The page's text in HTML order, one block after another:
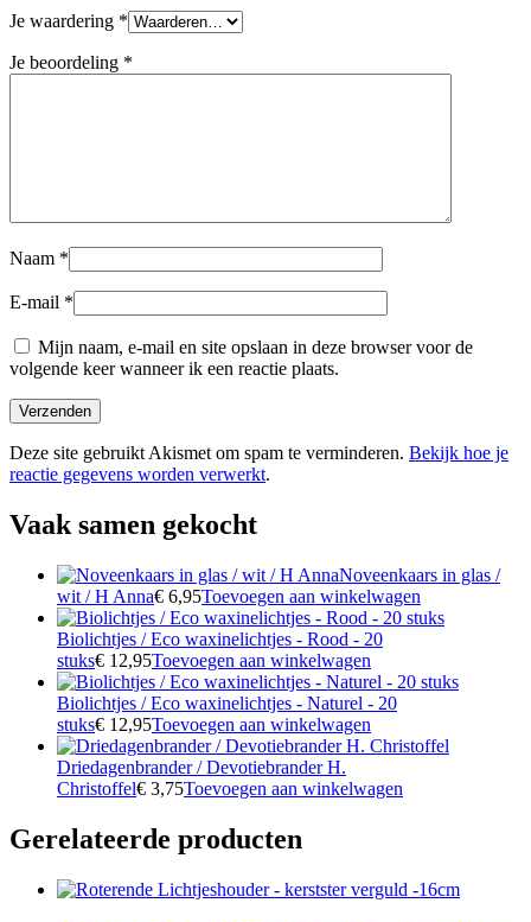
Je waardering *
Je beoordeling *
Naam *
E-mail *
Mijn naam, e-mail en site opslaan in deze browser voor de
volgende keer wanneer ik een reactie plaats.
Deze site gebruikt Akismet om spam te verminderen. Bekijk hoe je
reactie gegevens worden verwerkt.
Vaak samen gekocht
Noveenkaars in glas /
wit / H Anna€ 6,95Toevoegen aan winkelwagen
Biolichtjes / Eco waxinelichtjes - Rood - 20
stuks€ 12,95Toevoegen aan winkelwagen
Biolichtjes / Eco waxinelichtjes - Naturel - 20
stuks€ 12,95Toevoegen aan winkelwagen
Driedagenbrander / Devotiebrander H.
Christoffel€ 3,75Toevoegen aan winkelwagen
Gerelateerde producten